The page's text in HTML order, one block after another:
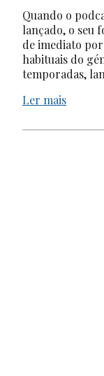
Quando o
lançado, o seu
de imediato
habituais do
temporadas,
Ler mais